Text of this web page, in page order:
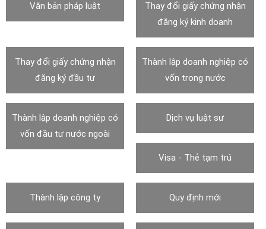
Văn bản pháp luật
Thay đổi giấy chứng nhận
đăng ký kinh doanh
Thay đổi giấy chứng nhận
đăng ký đầu tư
Thành lập doanh nghiệp có
vốn trong nước
Thành lập doanh nghiệp có
vốn đầu tư nước ngoài
Dịch vụ luật sư
Visa - Thẻ tạm trú
Thành lập công ty Quy định mới